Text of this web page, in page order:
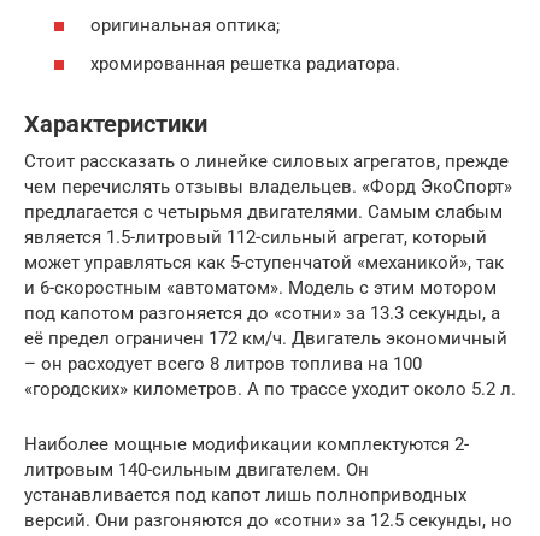
оригинальная оптика;
хромированная решетка радиатора.
Характеристики
Стоит рассказать о линейке силовых агрегатов, прежде
чем перечислять отзывы владельцев. «Форд ЭкоСпорт»
предлагается с четырьмя двигателями. Самым слабым
является 1.5-литровый 112-сильный агрегат, который
может управляться как 5-ступенчатой «механикой», так
и 6-скоростным «автоматом». Модель с этим мотором
под капотом разгоняется до «сотни» за 13.3 секунды, а
её предел ограничен 172 км/ч. Двигатель экономичный
– он расходует всего 8 литров топлива на 100
«городских» километров. А по трассе уходит около 5.2 л.
Наиболее мощные модификации комплектуются 2-
литровым 140-сильным двигателем. Он
устанавливается под капот лишь полноприводных
версий. Они разгоняются до «сотни» за 12.5 секунды, но